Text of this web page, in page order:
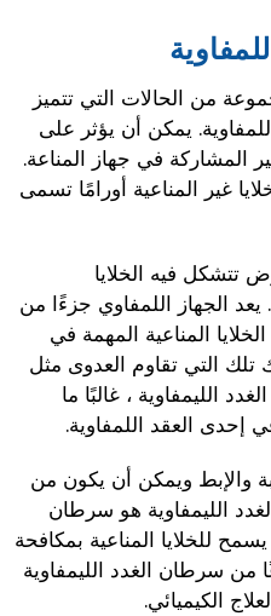
من الحالات التي تتميز
يمكن أن يؤثر على
المشاركة في جهاز المناعة.
غير المناعية أورامًا تسمى
تتشكل فيه الخلايا
الجهاز اللمفاوي جزءًا من
المناعية المهمة في
التي تقاوم العدوى مثل
الليمفاوية ، غالبًا ما
العقد اللمفاوية.
والإبط ويمكن أن يكون من
الليمفاوية هو سرطان
للخلايا المناعية بمكافحة
من سرطان الغدد الليمفاوية
الكيميائي.